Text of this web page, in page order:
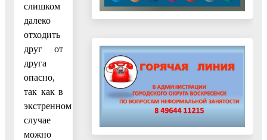
слишком
далеко
отходить
друг от
друга
опасно,
так как в
экстренном
случае
можно